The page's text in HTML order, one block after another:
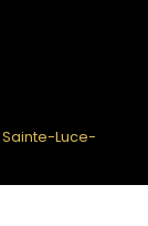
Sainte-Luce-